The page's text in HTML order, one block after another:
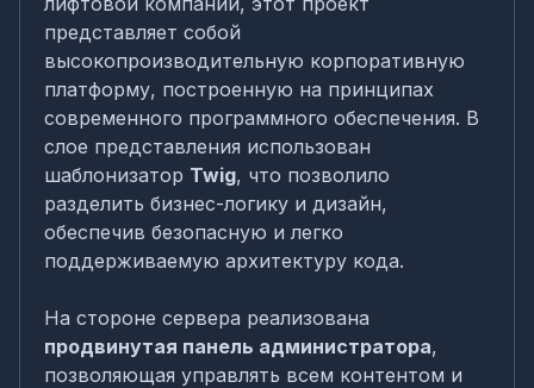
представляет собой
высокопроизводительную корпоративную
платформу, построенную на принципах
современного программного обеспечения. В
слое представления использован
шаблонизатор Twig, что позволило
разделить бизнес-логику и дизайн,
обеспечив безопасную и легко
поддерживаемую архитектуру кода.
На стороне сервера реализована
продвинутая панель администратора,
позволяющая управлять всем контентом и